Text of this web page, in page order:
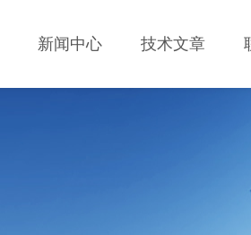
新闻中心 技术文章